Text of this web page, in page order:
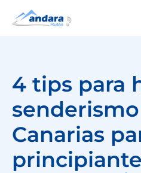
4 tips para
Canarias